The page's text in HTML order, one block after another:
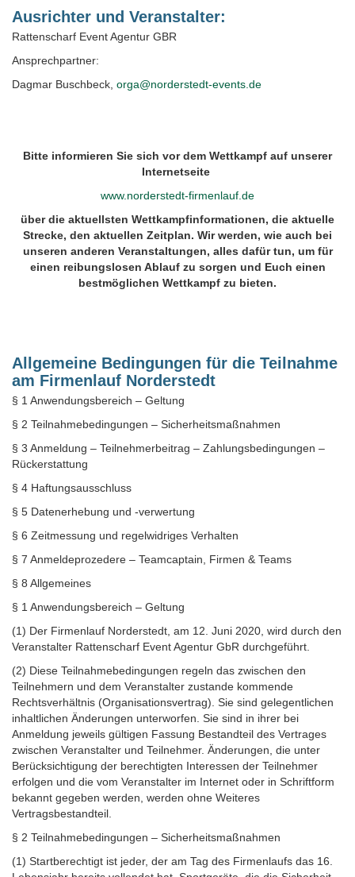
Ausrichter und Veranstalter:
Rattenscharf Event Agentur GBR
Ansprechpartner:
Dagmar Buschbeck, orga@norderstedt-events.de
Bitte informieren Sie sich vor dem Wettkampf auf unserer
Internetseite
www.norderstedt-firmenlauf.de
über die aktuellsten Wettkampfinformationen, die aktuelle
Strecke, den aktuellen Zeitplan. Wir werden, wie auch bei
unseren anderen Veranstaltungen, alles dafür tun, um für
einen reibungslosen Ablauf zu sorgen und Euch einen
bestmöglichen Wettkampf zu bieten.
Allgemeine Bedingungen für die Teilnahme
am Firmenlauf Norderstedt
§ 1 Anwendungsbereich – Geltung
§ 2 Teilnahmebedingungen – Sicherheitsmaßnahmen
§ 3 Anmeldung – Teilnehmerbeitrag – Zahlungsbedingungen –
Rückerstattung
§ 4 Haftungsausschluss
§ 5 Datenerhebung und -verwertung
§ 6 Zeitmessung und regelwidriges Verhalten
§ 7 Anmeldeprozedere – Teamcaptain, Firmen & Teams
§ 8 Allgemeines
§ 1 Anwendungsbereich – Geltung
(1) Der Firmenlauf Norderstedt, am 12. Juni 2020, wird durch den
Veranstalter Rattenscharf Event Agentur GbR durchgeführt.
(2) Diese Teilnahmebedingungen regeln das zwischen den
Teilnehmern und dem Veranstalter zustande kommende
Rechtsverhältnis (Organisationsvertrag). Sie sind gelegentlichen
inhaltlichen Änderungen unterworfen. Sie sind in ihrer bei
Anmeldung jeweils gültigen Fassung Bestandteil des Vertrages
zwischen Veranstalter und Teilnehmer. Änderungen, die unter
Berücksichtigung der berechtigten Interessen der Teilnehmer
erfolgen und die vom Veranstalter im Internet oder in Schriftform
bekannt gegeben werden, werden ohne Weiteres
Vertragsbestandteil.
§ 2 Teilnahmebedingungen – Sicherheitsmaßnahmen
(1) Startberechtigt ist jeder, der am Tag des Firmenlaufs das 16.